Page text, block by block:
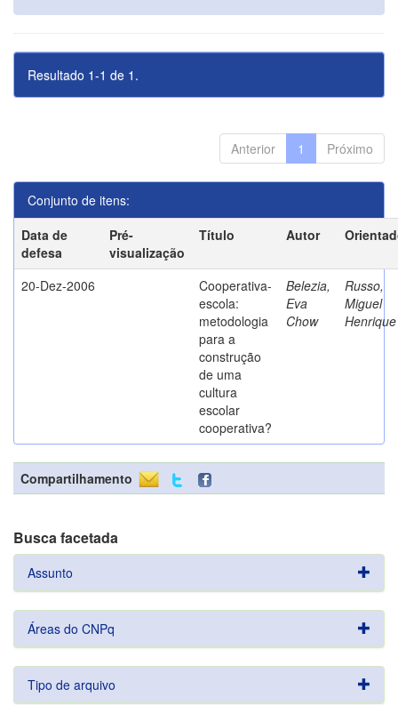
Resultado 1-1 de 1.
Anterior 1 Próximo
Conjunto de itens:
Data de
defesa
Pré-
visualização
Título Autor
20-Dez-2006
Cooperativa-
escola:
metodologia
para a
construção
de uma
cultura
escolar
cooperativa?
Belezia,
Eva
Chow
Russo,
Miguel
Henrique
Compartilhamento
Busca facetada
Assunto
Áreas do CNPq
Tipo de arquivo